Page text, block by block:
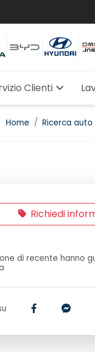
Clienti
Home Ricerca auto
Richiedi
di recente hanno